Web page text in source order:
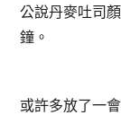
公說丹麥吐司
鐘。
或許多放了一